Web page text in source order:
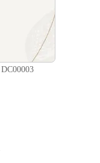
DC00003